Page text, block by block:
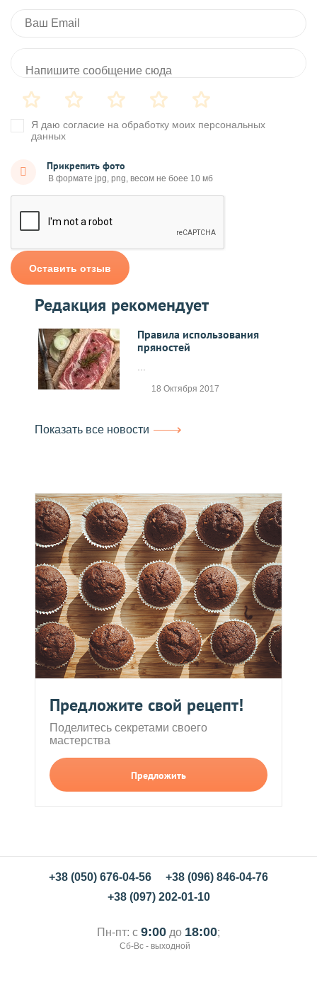
Я даю согласие на обработку моих персональных
данных
Прикрепить фото
Оставить отзыв
Редакция рекомендует
Правила использования
пряностей
...
18 Октября 2017
Показать все новости
Предложите свой рецепт!
Поделитесь секретами своего
мастерства
Предложить
+38 (050) 676-04-56
+38 (096) 846-04-76
+38 (097) 202-01-10
Пн-пт: с 9:00 до 18:00;
Сб-Вс - выходной